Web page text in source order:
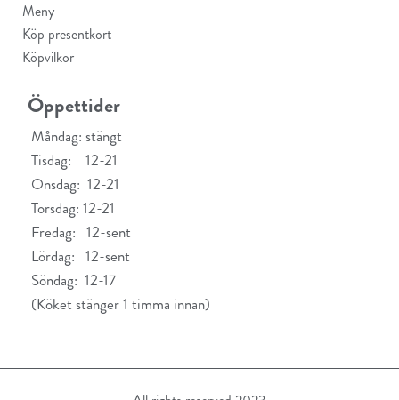
Meny
Köp presentkort
Köpvilkor
Öppettider
Måndag: stängt
Tisdag: 12-21
Onsdag: 12-21
Torsdag: 12-21
Fredag: 12-sent
Lördag: 12-sent
Söndag: 12-17
(Köket stänger 1 timma innan)